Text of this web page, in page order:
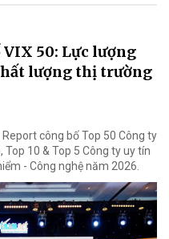
50: Lực lượng
lượng thị trường
công bố Top 50 Công ty
10 & Top 5 Công ty uy tín
- Công nghệ năm 2026.